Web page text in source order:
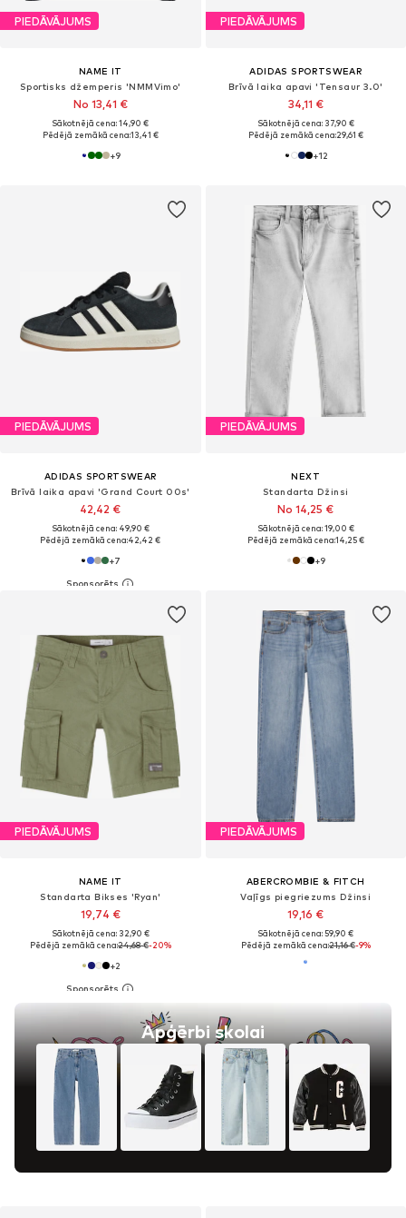
PIEDĀVĀJUMS
NAME IT
Sportisks džemperis 'NMMVimo'
No 13,41 €
Sākotnējā cena: 14,90 €
Pēdējā zemākā cena:13,41 €
+9
PIEDĀVĀJUMS
ADIDAS SPORTSWEAR
Brīvā laika apavi 'Tensaur 3.0'
34,11 €
Sākotnējā cena: 37,90 €
Pēdējā zemākā cena:29,61 €
+12
PIEDĀVĀJUMS
ADIDAS SPORTSWEAR
Brīvā laika apavi 'Grand Court 00s'
42,42 €
Sākotnējā cena: 49,90 €
Pēdējā zemākā cena:42,42 €
+7
PIEDĀVĀJUMS
NEXT
Standarta Džinsi
No 14,25 €
Sākotnējā cena: 19,00 €
Pēdējā zemākā cena:14,25 €
+9
PIEDĀVĀJUMS
NAME IT
Standarta Bikses 'Ryan'
19,74 €
Sākotnējā cena: 32,90 €
Pēdējā zemākā cena:24,68 €-20%
+2
PIEDĀVĀJUMS
ABERCROMBIE & FITCH
Vaļīgs piegriezums Džinsi
19,16 €
Sākotnējā cena: 59,90 €
Pēdējā zemākā cena:21,16 €-9%
Apģērbi skolai